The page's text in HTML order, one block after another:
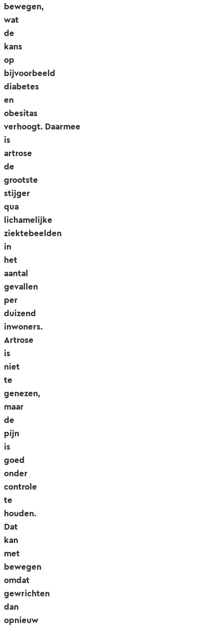
bewegen,
wat
de
kans
op
bijvoorbeeld
diabetes
en
obesitas
verhoogt. Daarmee
is
artrose
de
grootste
stijger
qua
lichamelijke
ziektebeelden
in
het
aantal
gevallen
per
duizend
inwoners.
Artrose
is
niet
te
genezen,
maar
de
pijn
is
goed
onder
controle
te
houden.
Dat
kan
met
bewegen
omdat
gewrichten
dan
opnieuw